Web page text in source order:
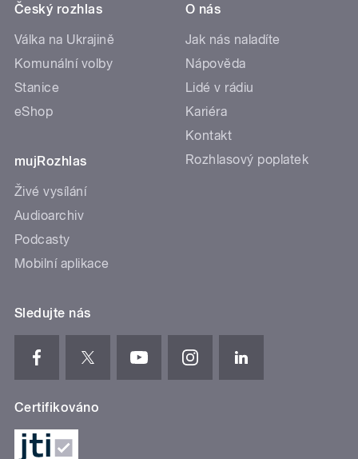
Český rozhlas
Válka na Ukrajině
Komunální volby
Stanice
eShop
mujRozhlas
Živé vysílání
Audioarchiv
Podcasty
Mobilní aplikace
O nás
Jak nás naladíte
Nápověda
Lidé v rádiu
Kariéra
Kontakt
Rozhlasový poplatek
Sledujte nás
Certifikováno